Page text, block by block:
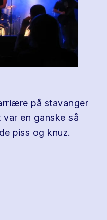
på stavanger
en ganske så
piss og knuz.